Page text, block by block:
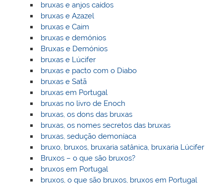
bruxas e anjos caídos
bruxas e Azazel
bruxas e Caim
bruxas e demónios
Bruxas e Demónios
bruxas e Lúcifer
bruxas e pacto com o Diabo
bruxas e Satã
bruxas em Portugal
bruxas no livro de Enoch
bruxas, os dons das bruxas
bruxas, os nomes secretos das bruxas
bruxas, sedução demoníaca
bruxo, bruxos, bruxaria satânica, bruxaria Lúcifer
Bruxos – o que são bruxos?
bruxos em Portugal
bruxos, o que são bruxos, bruxos em Portugal